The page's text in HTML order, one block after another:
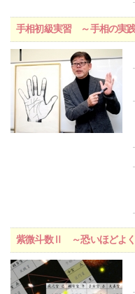
手相初級実習 ～手相の実
紫微斗数Ⅱ ～恐いほどよく